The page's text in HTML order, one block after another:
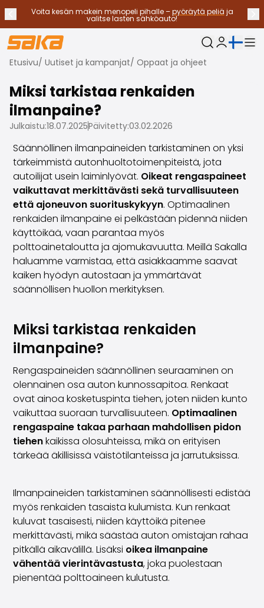
Edellinen ilmoitus
Voita kesän makein menopeli pihalle –pyöräytä peliä ja
valitse lasten sähköauto!
Lopeta ilmoitukset
✕
Oma Saka
Nykyinen
Vaihtoautot
Käyttövoimat
Katso kaikki vaihtoautot
Sähköautot
Hybridiautot
Dieselautot
Kaasuautot
Ota yhteyttä
Usein kysytyt kysymykset
Autotyypit
Maasturit ja katumaasturit
Nelivedot
Premium-autot
Perheautot
Farmariautot
Kaupunkiautot
Pakettiautot
Hyötyajoneuvot
Huutokauppa-autot
Edulliset autot
Saka Select
Automerkit
Audi
BMW
Kia
Mercedes-Benz
Polestar
Tesla
Toyota
Volkswagen
Volvo
Kaikki automerkit
Myy autosi
Myy autosi
Etusivu/ Uutiset ja kampanjat/ Oppaat ja ohjeet
Miksi tarkistaa renkaiden
ilmanpaine?
Julkaistu:18.07.2025Päivitetty:03.02.2026
Säännöllinen ilmanpaineiden tarkistaminen on yksi
tärkeimmistä autonhuoltotoimenpiteistä, jota
autoilijat usein laiminlyövät. Oikeat rengaspaineet
vaikuttavat merkittävästi sekä turvallisuuteen
että ajoneuvon suorituskykyyn. Optimaalinen
renkaiden ilmanpaine ei pelkästään pidennä niiden
käyttöikää, vaan parantaa myös
polttoainetaloutta ja ajomukavuutta. Meillä Sakalla
haluamme varmistaa, että asiakkaamme saavat
kaiken hyödyn autostaan ja ymmärtävät
säännöllisen huollon merkityksen.
Miksi tarkistaa renkaiden
ilmanpaine?
Rengaspaineiden säännöllinen seuraaminen on
olennainen osa auton kunnossapitoa. Renkaat
ovat ainoa kosketuspinta tiehen, joten niiden kunto
vaikuttaa suoraan turvallisuuteen. Optimaalinen
rengaspaine takaa parhaan mahdollisen pidon
tiehenkaikissa olosuhteissa, mikä on erityisen
tärkeää äkillisissä väistötilanteissa ja jarrutuksissa.
Ilmanpaineiden tarkistaminen säännöllisesti edistää
myös renkaiden tasaista kulumista. Kun renkaat
kuluvat tasaisesti, niiden käyttöikä pitenee
merkittävästi, mikä säästää auton omistajan rahaa
pitkällä aikavälillä. Lisäksi oikea ilmanpaine
vähentää vierintävastusta, joka puolestaan
pienentää polttoaineen kulutusta.